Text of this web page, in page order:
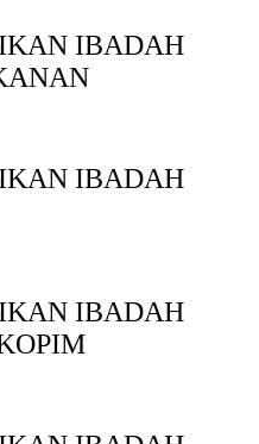
IBADAH
IBADAH
IBADAH